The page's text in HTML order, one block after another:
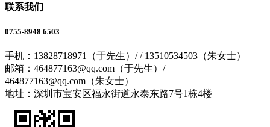
联系我们
0755-8948 6503
手机：13828718971（于先生）/ / 13510534503（朱女士）
邮箱：464877163@qq.com（于先生）/
464877163@qq.com（朱女士）
地址：深圳市宝安区福永街道永泰东路7号1栋4楼